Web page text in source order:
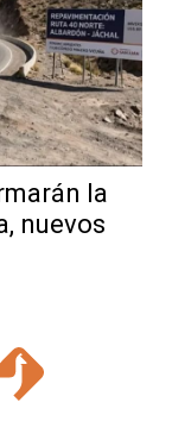
la
nuevos